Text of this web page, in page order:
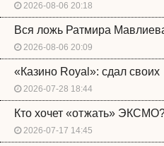
2026-08-06 20:18
Вся ложь Ратмира
2026-08-06 20:09
«Казино Royal»: сдал своих
2026-07-28 18:44
Кто хочет «отжать»
2026-07-17 14:45